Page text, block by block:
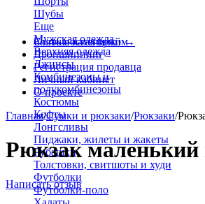
Шубы
Еще
Мужская одежда
Верхняя одежда
Джинсы
Комбинезоны и
полукомбинезоны
Костюмы
Кофты
Лонгсливы
Пиджаки, жилеты и жакеты
Рубашки
Толстовки, свитшоты и худи
Футболки
Футболки-поло
Больше категорий→
Стать поставщиком
Дропшиппинг
Регистрация продавца
Личный кабинет
О проекте
Главная/Сумки и рюкзаки/Рюкзаки/
Рюкзак маленький
Написать отзыв